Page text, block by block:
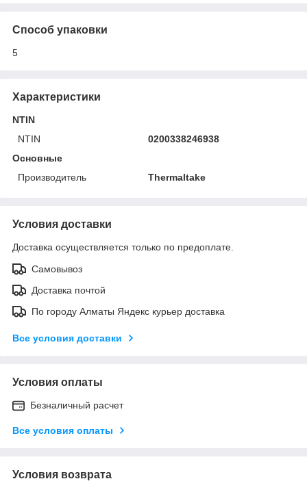
Способ упаковки
5
Характеристики
NTIN
NTIN
0200338246938
Основные
Производитель
Thermaltake
Условия доставки
Доставка осуществляется только по предоплате.
Самовывоз
Доставка почтой
По городу Алматы Яндекс курьер доставка
Все условия доставки
Условия оплаты
Безналичный расчет
Все условия оплаты
Условия возврата